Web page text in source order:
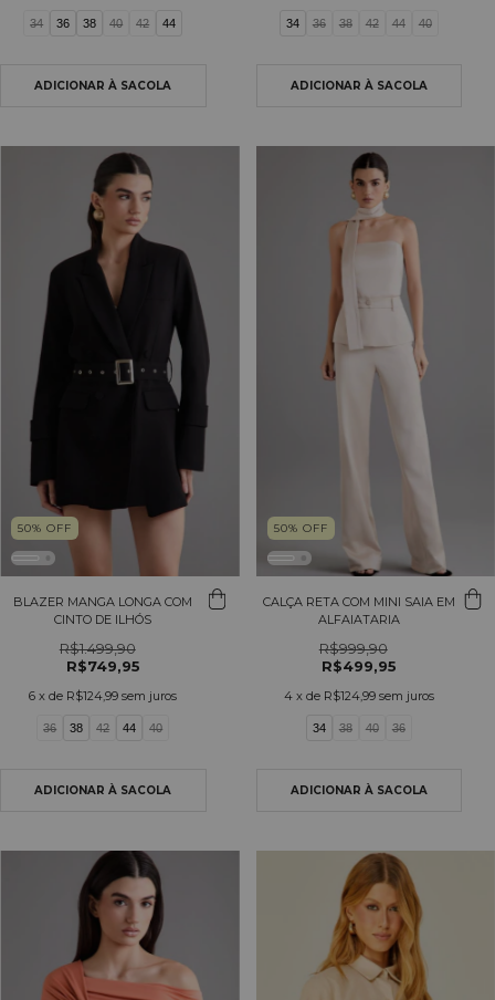
34 36 38 40 42 44 34 36 38 42 44 40
50% OFF
BLAZER MANGA LONGA COM
CINTO DE ILHÓS
R$1.499,90
R$749,95
6 x de R$124,99 sem juros
36 38 42 44 40
50% OFF
CALÇA RETA COM MINI SAIA EM
ALFAIATARIA
R$999,90
R$499,95
4 x de R$124,99 sem juros
34 38 40 36